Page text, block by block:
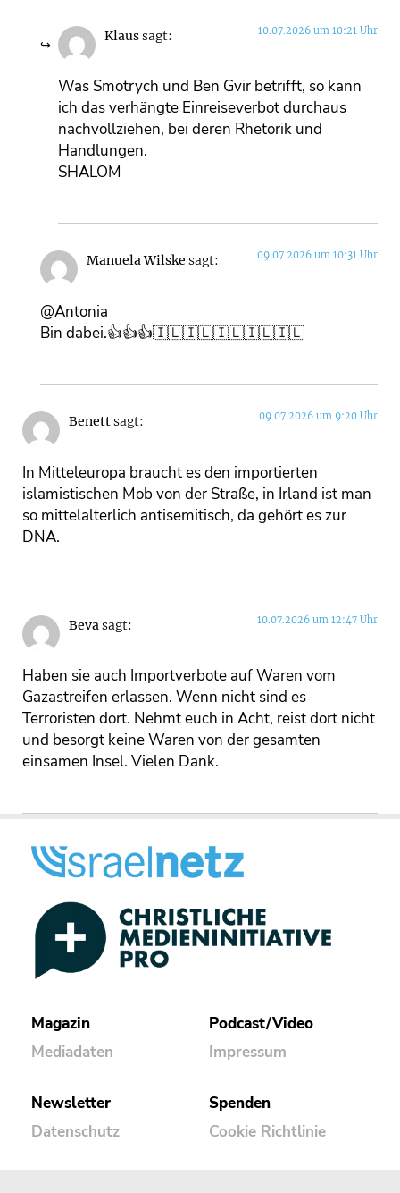
Klaussagt: 10.07.2026 um 10:21 Uhr
Was Smotrych und Ben Gvir betrifft, so kann
ich das verhängte Einreiseverbot durchaus
nachvollziehen, bei deren Rhetorik und
Handlungen.
SHALOM
Manuela Wilske sagt: 09.07.2026 um 10:31 Uhr
@Antonia
Bin dabei.👍👍👍🇮🇱🇮🇱🇮🇱🇮🇱🇮🇱
Benettsagt: 09.07.2026 um 9:20 Uhr
In Mitteleuropa braucht es den importierten
islamistischen Mob von der Straße, in Irland ist man
so mittelalterlich antisemitisch, da gehört es zur
DNA.
Bevasagt: 10.07.2026 um 12:47 Uhr
Haben sie auch Importverbote auf Waren vom
Gazastreifen erlassen. Wenn nicht sind es
Terroristen dort. Nehmt euch in Acht, reist dort nicht
und besorgt keine Waren von der gesamten
einsamen Insel. Vielen Dank.
Magazin
Mediadaten
Podcast/Video
Impressum
Newsletter
Datenschutz
Spenden
Cookie Richtlinie